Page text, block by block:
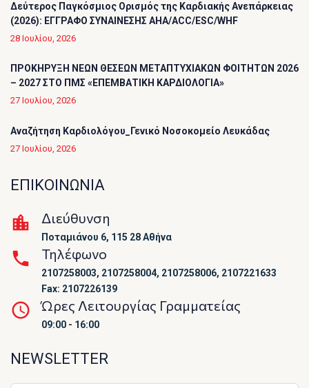
Δεύτερος Παγκόσμιος Ορισμός της Καρδιακής Ανεπάρκειας
(2026): ΕΓΓΡΑΦΟ ΣΥΝΑΙΝΕΣΗΣ AHA/ACC/ESC/WHF
28 Ιουλίου, 2026
ΠΡΟΚΗΡΥΞΗ ΝΕΩΝ ΘΕΣΕΩΝ ΜΕΤΑΠΤΥΧΙΑΚΩΝ ΦΟΙΤΗΤΩΝ 2026
– 2027 ΣΤΟ ΠΜΣ «ΕΠΕΜΒΑΤΙΚΗ ΚΑΡΔΙΟΛΟΓΙΑ»
27 Ιουλίου, 2026
Αναζήτηση Καρδιολόγου_Γενικό Νοσοκομείο Λευκάδας
27 Ιουλίου, 2026
ΕΠΙΚΟΙΝΩΝΙΑ
Διεύθυνση
Ποταμιάνου 6, 115 28 Αθήνα
Τηλέφωνο
2107258003, 2107258004, 2107258006, 2107221633
Fax: 2107226139
Ώρες Λειτουργίας Γραμματείας
09:00 - 16:00
NEWSLETTER